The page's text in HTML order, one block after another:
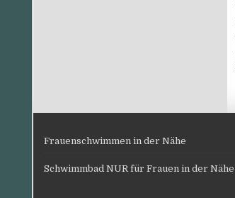
Frauenschwimmen in der Nähe
Schwimmbad NUR für Frauen in der Nähe